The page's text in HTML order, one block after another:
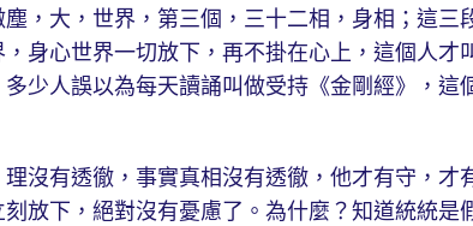
，大，世界，第三個，三十二相，身相；這三
身心世界一切放下，再不掛在心上，這個人才
多少人誤以為每天讀誦叫做受持《金剛經》，
有透徹，事實真相沒有透徹，他才有守，才
放下，絕對沒有憂慮了。為什麼？知道統統是